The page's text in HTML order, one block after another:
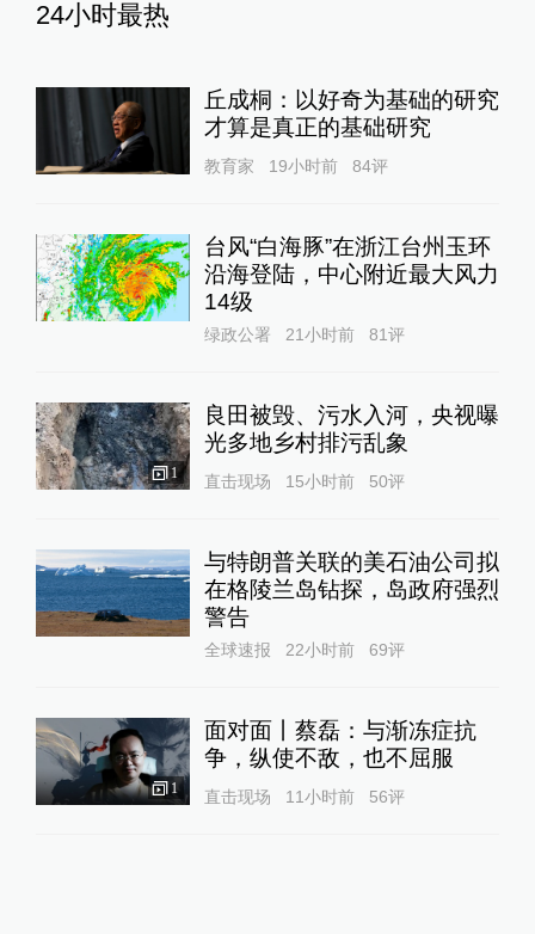
24小时最热
丘成桐：以好奇为基础的研究
才算是真正的基础研究
教育家 19小时前 84评
台风“白海豚”在浙江台州玉环
沿海登陆，中心附近最大风力
14级
绿政公署 21小时前 81评
1
良田被毁、污水入河，央视曝
光多地乡村排污乱象
直击现场 15小时前 50评
与特朗普关联的美石油公司拟
在格陵兰岛钻探，岛政府强烈
警告
全球速报 22小时前 69评
1
面对面丨蔡磊：与渐冻症抗
争，纵使不敌，也不屈服
直击现场 11小时前 56评